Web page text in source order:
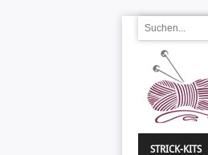
STRICK-KITS